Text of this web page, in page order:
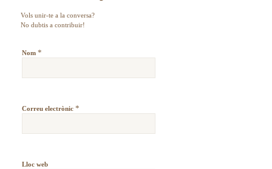
Vols unir-te a la conversa?
No dubtis a contribuir!
Nom *
Correu electrònic *
Lloc web